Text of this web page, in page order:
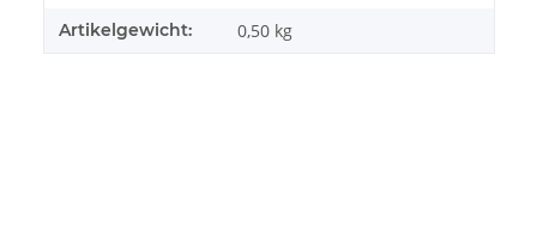
Artikelgewicht: 0,50 kg